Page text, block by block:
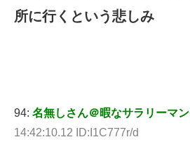
所に行くという悲しみ
94: 名無しさん＠暇なサラリーマン
14:42:10.12 ID:I1C777r/d